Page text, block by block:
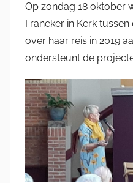
Op zondag 18 oktober
Franeker in Kerk
over haar reis in 2019
ondersteunt de